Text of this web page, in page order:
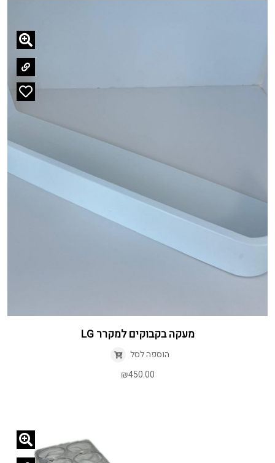
מעקה בקבוקים למקרר LG
הוספה לסל
₪450.00